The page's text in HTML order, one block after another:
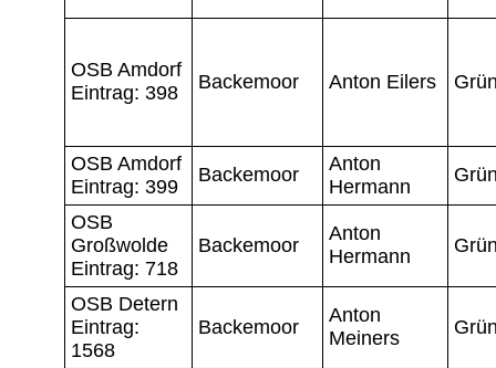
OSB Amdorf
Eintrag: 398
Backemoor Anton Eilers
OSB Amdorf
Eintrag: 399
Backemoor
Anton
Hermann
OSB
Großwolde
Eintrag: 718
Backemoor
Anton
Hermann
OSB Detern
Eintrag:
1568
Backemoor
Anton
Meiners